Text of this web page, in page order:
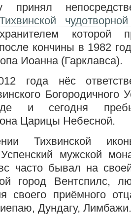
которой
кончины в 1982
Иоанна (Гарклавса).
года нёс
Богородичного
и сегодня
Царицы Небесной.
Тихвинской
мужской
часто бывал на
город Вентспилс,
своего приёмного
Дундагу, Лимбажи.